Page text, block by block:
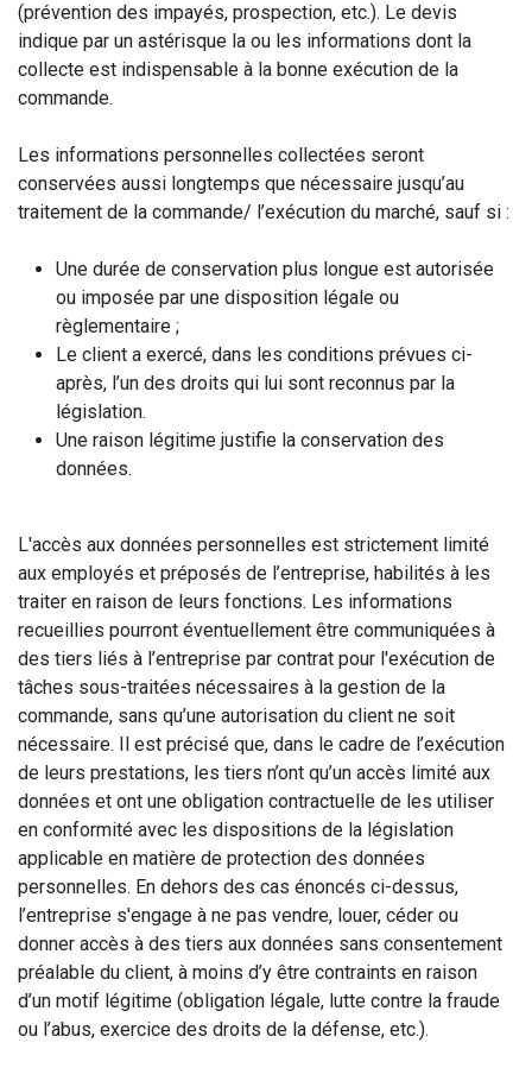
(prévention des impayés, prospection, etc.). Le devis
indique par un astérisque la ou les informations dont la
collecte est indispensable à la bonne exécution de la
commande.
Les informations personnelles collectées seront
conservées aussi longtemps que nécessaire jusqu’au
traitement de la commande/ l’exécution du marché, sauf si :
Une durée de conservation plus longue est autorisée
ou imposée par une disposition légale ou
règlementaire ;
Le client a exercé, dans les conditions prévues ci-
après, l’un des droits qui lui sont reconnus par la
législation.
Une raison légitime justifie la conservation des
données.
L'accès aux données personnelles est strictement limité
aux employés et préposés de l’entreprise, habilités à les
traiter en raison de leurs fonctions. Les informations
recueillies pourront éventuellement être communiquées à
des tiers liés à l’entreprise par contrat pour l'exécution de
tâches sous-traitées nécessaires à la gestion de la
commande, sans qu’une autorisation du client ne soit
nécessaire. Il est précisé que, dans le cadre de l’exécution
de leurs prestations, les tiers n’ont qu’un accès limité aux
données et ont une obligation contractuelle de les utiliser
en conformité avec les dispositions de la législation
applicable en matière de protection des données
personnelles. En dehors des cas énoncés ci-dessus,
l’entreprise s'engage à ne pas vendre, louer, céder ou
donner accès à des tiers aux données sans consentement
préalable du client, à moins d’y être contraints en raison
d’un motif légitime (obligation légale, lutte contre la fraude
ou l’abus, exercice des droits de la défense, etc.).